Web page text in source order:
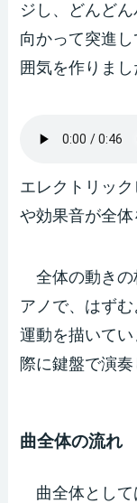
ジし、どんど
向かって突進
囲気を作りまし
エレクトリッ
や効果音が全体
全体の動きの
アノで、はず
運動を描いて
際に鍵盤で演奏
曲全体の流れ
曲全体として